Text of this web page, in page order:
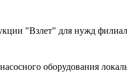
"Взлет" для нужд
оборудования